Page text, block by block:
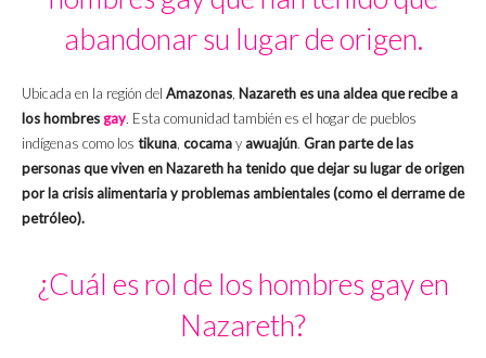
abandonar su lugar de origen.
Ubicada en la región del Amazonas, Nazareth es una aldea que recibe a
los hombresgay. Esta comunidad también es el hogar de pueblos
indígenas como los tikuna, cocamay awuajún. Gran parte de las
personas que viven en Nazareth ha tenido que dejar su lugar de origen
por la crisis alimentaria y problemas ambientales (como el derrame de
petróleo).
¿Cuál es rol de los hombres gay en
Nazareth?